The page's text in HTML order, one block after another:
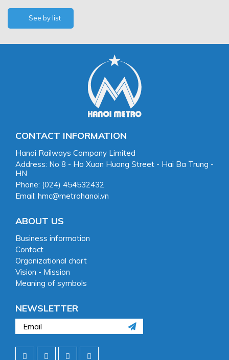
See by list
CONTACT INFORMATION
Hanoi Railways Company Limited
Address: No 8 - Ho Xuan Huong Street - Hai Ba Trung -
HN
Phone: (024) 454532432
Email: hmc@metrohanoi.vn
ABOUT US
Business information
Contact
Organizational chart
Vision - Mission
Meaning of symbols
NEWSLETTER